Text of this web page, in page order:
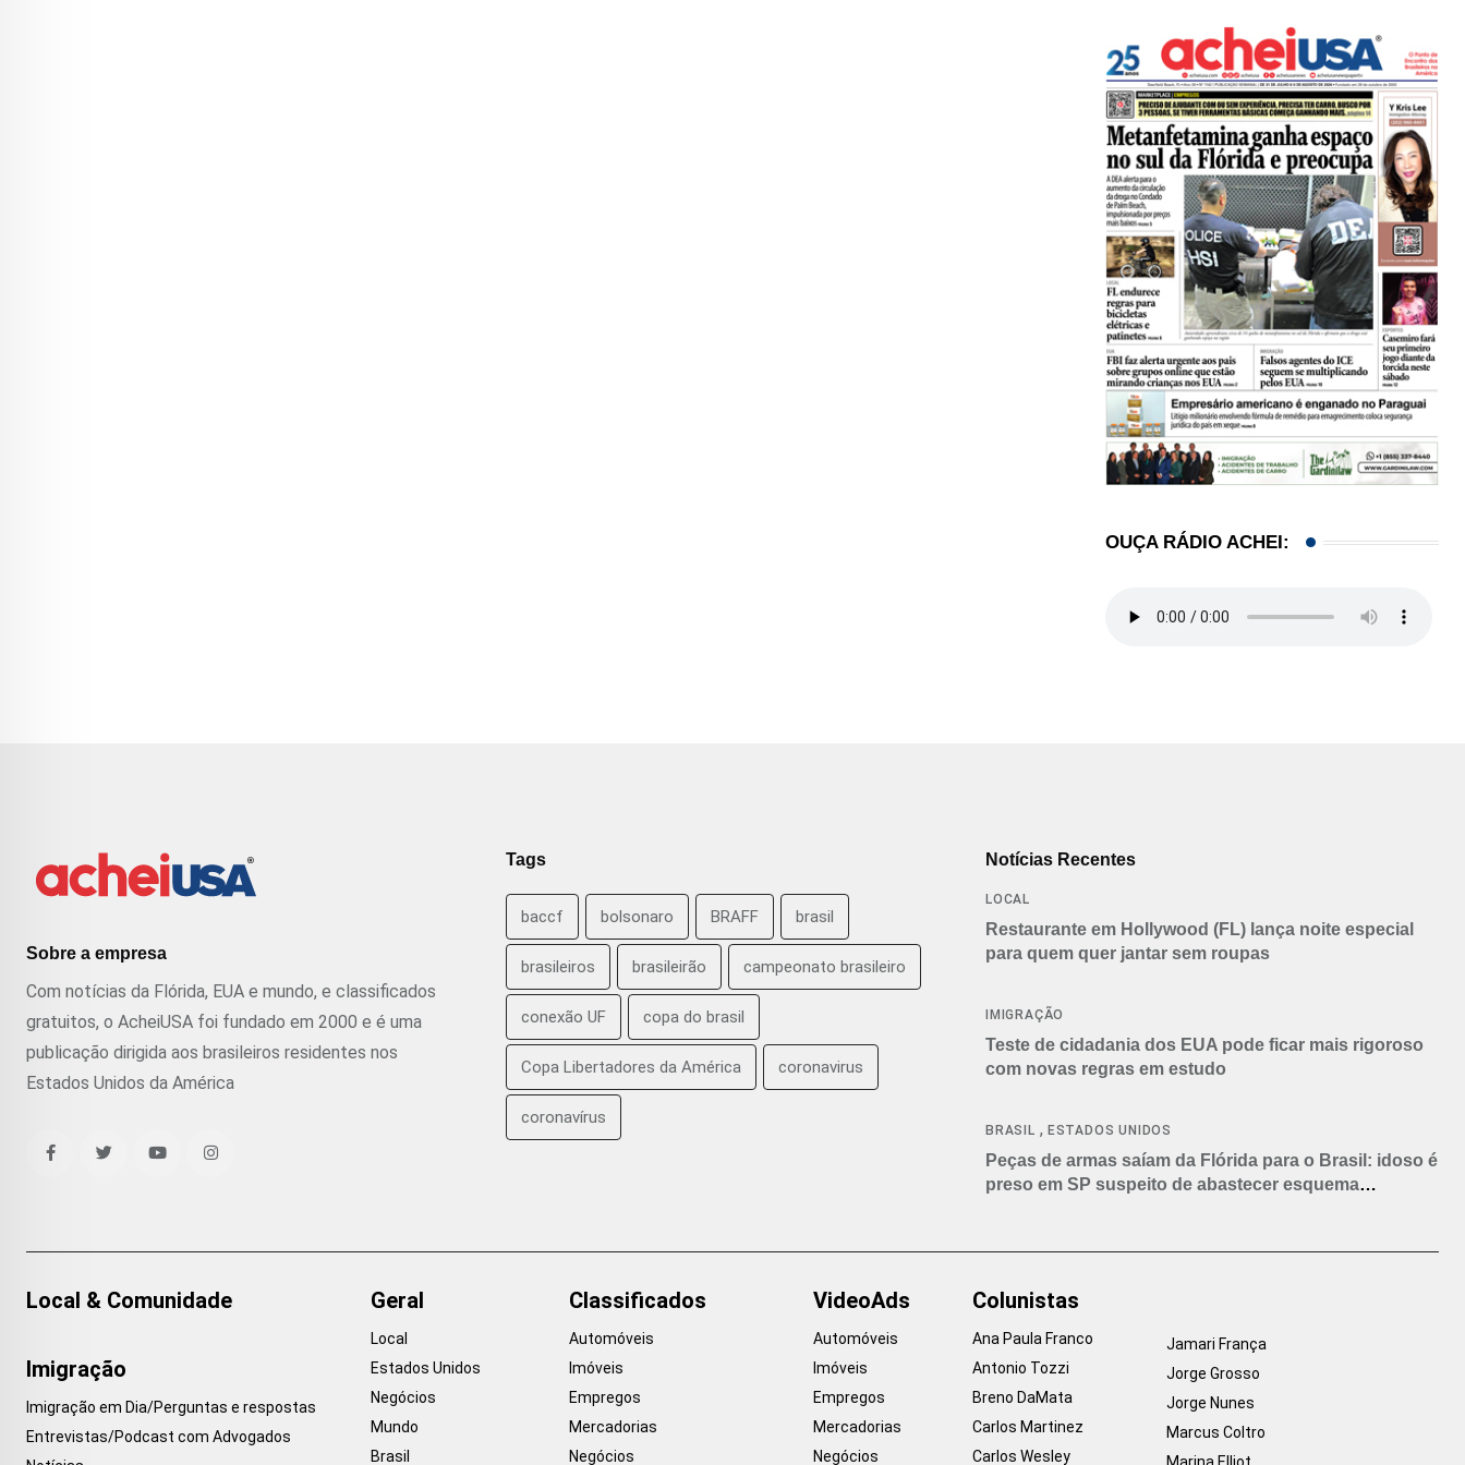
OUÇA RÁDIO ACHEI:
Sobre a empresa
Com notícias da Flórida, EUA e mundo, e classificados
gratuitos, o AcheiUSA foi fundado em 2000 e é uma
publicação dirigida aos brasileiros residentes nos
Estados Unidos da América
Tags
baccf bolsonaro BRAFF brasil
brasileiros brasileirão campeonato brasileiro
conexão UF copa do brasil
Copa Libertadores da América coronavirus
coronavírus
Notícias Recentes
LOCAL
Restaurante em Hollywood (FL) lança noite especial
para quem quer jantar sem roupas
IMIGRAÇÃO
Teste de cidadania dos EUA pode ficar mais rigoroso
com novas regras em estudo
BRASIL , ESTADOS UNIDOS
Peças de armas saíam da Flórida para o Brasil: idoso é
preso em SP suspeito de abastecer esquema
Local & Comunidade
Imigração
Imigração em Dia/Perguntas e respostas
Entrevistas/Podcast com Advogados
Geral
Local
Estados Unidos
Negócios
Mundo
Brasil
Classificados
Automóveis
Imóveis
Empregos
Mercadorias
Negócios
VideoAds
Automóveis
Imóveis
Empregos
Mercadorias
Negócios
Colunistas
Ana Paula Franco
Antonio Tozzi
Breno DaMata
Carlos Martinez
Carlos Wesley
Jamari França
Jorge Grosso
Jorge Nunes
Marcus Coltro